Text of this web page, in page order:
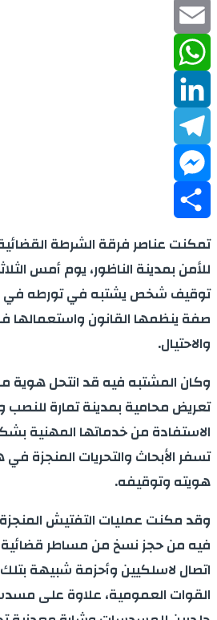
Twitter
Email
WhatsApp
LinkedIn
Telegram
Messenger
Share
تمكنت عناصر فرقة الشرطة
توقيف شخص يشتبه في تورطه في
صفة ينظمها القانون واستعمالها
والاحتيال.
وكان المشتبه فيه قد انتحل
تعريض محامية بمدينة تمارة للنصب
الاستفادة من خدماتها المهنية
تسفر الأبحاث والتحريات المنجزة
هويته وتوقيفه.
وقد مكنت عمليات التفتيش
فيه من حجز نسخ من مساطر
اتصال لاسلكيين وأحزمة شبيهة
القوات العمومية، علاوة على